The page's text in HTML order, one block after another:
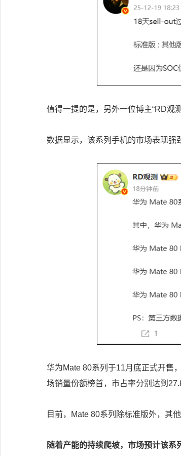
值得一提的是，另外一位博主“RD观
数据显示，该系列手机的市场表现强
华为Mate 80系列于11月底正式开售
场销量份额榜首，市占率分别达到
目前，Mate 80系列除标准版外，其
随着产能的持续爬坡，市场预计该